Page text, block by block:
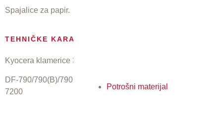
Potrošni materijal
Spajalice za papir.
TEHNIČKE KARAKTERISTIKE
Kyocera klamerice 3 x 5.000 za finišer:
DF-790/790(B)/790(C), DF-791, DF-7110, DF-7140, DF-
7200